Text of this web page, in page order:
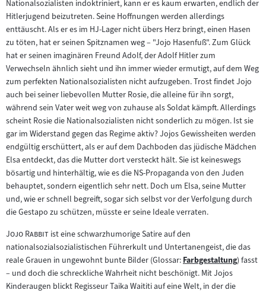
Nationalsozialisten indoktriniert, kann er es kaum erwarten, endlich der
Hitlerjugend beizutreten. Seine Hoffnungen werden allerdings
enttäuscht. Als er es im HJ-Lager nicht übers Herz bringt, einen Hasen
zu töten, hat er seinen Spitznamen weg – "Jojo Hasenfuß". Zum Glück
hat er seinen imaginären Freund Adolf, der Adolf Hitler zum
Verwechseln ähnlich sieht und ihn immer wieder ermutigt, auf dem Weg
zum perfekten Nationalsozialisten nicht aufzugeben. Trost findet Jojo
auch bei seiner liebevollen Mutter Rosie, die alleine für ihn sorgt,
während sein Vater weit weg von zuhause als Soldat kämpft. Allerdings
scheint Rosie die Nationalsozialisten nicht sonderlich zu mögen. Ist sie
gar im Widerstand gegen das Regime aktiv? Jojos Gewissheiten werden
endgültig erschüttert, als er auf dem Dachboden das jüdische Mädchen
Elsa entdeckt, das die Mutter dort versteckt hält. Sie ist keineswegs
bösartig und hinterhältig, wie es die NS-Propaganda von den Juden
behauptet, sondern eigentlich sehr nett. Doch um Elsa, seine Mutter
und, wie er schnell begreift, sogar sich selbst vor der Verfolgung durch
die Gestapo zu schützen, müsste er seine Ideale verraten.
"
Jojo Rabbit"ist eine schwarzhumorige Satire auf den
nationalsozialsozialistischen Führerkult und Untertanengeist, die das
reale Grauen in ungewohnt bunte Bilder (Glossar:Zum
Inhalt:
Farbgestaltung) fasst
– und doch die schreckliche Wahrheit nicht beschönigt. Mit Jojos
Kinderaugen blickt Regisseur Taika Waititi auf eine Welt, in der die